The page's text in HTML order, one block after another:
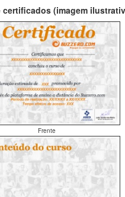
certificados (imagem
Frente